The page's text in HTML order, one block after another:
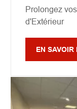
Prolongez
d'Extérieur
EN SAVOIR